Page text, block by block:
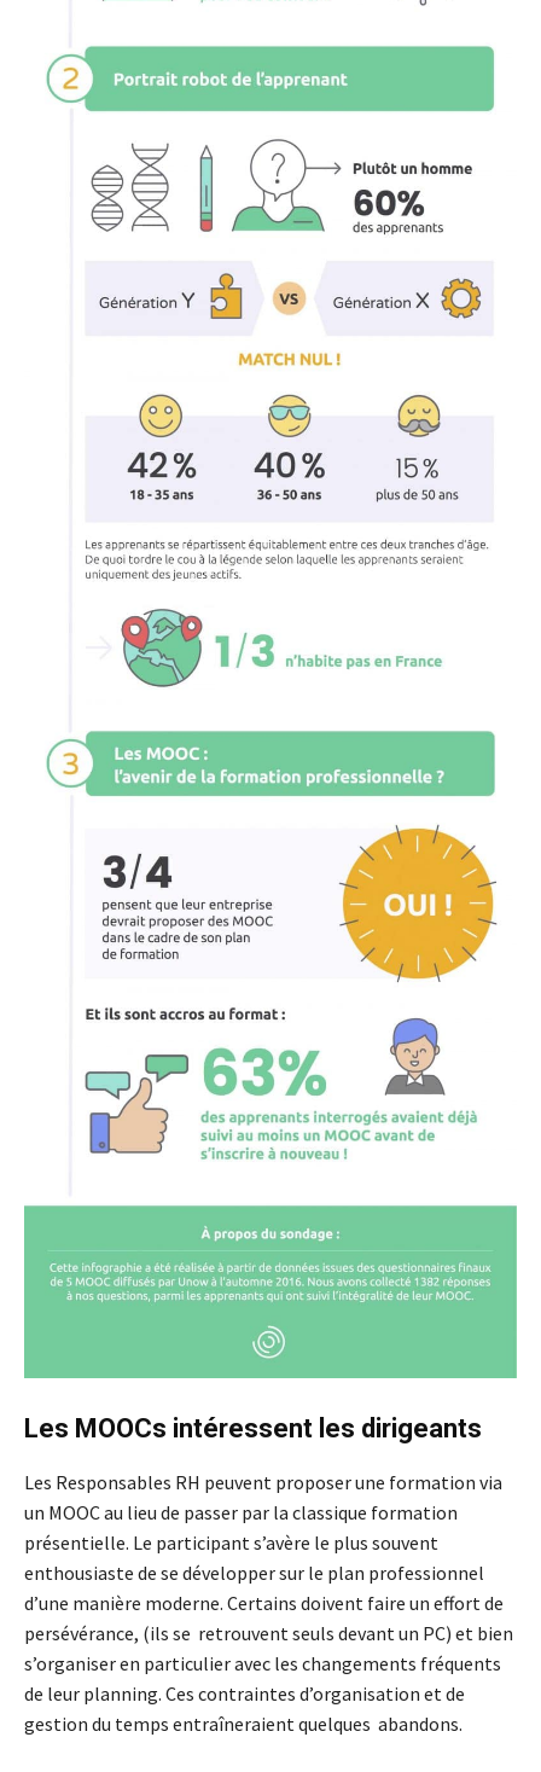
Les MOOCs intéressent les dirigeants
Les Responsables RH peuvent proposer une formation via
un MOOC au lieu de passer par la classique formation
présentielle. Le participant s’avère le plus souvent
enthousiaste de se développer sur le plan professionnel
d’une manière moderne. Certains doivent faire un effort de
persévérance, (ils se retrouvent seuls devant un PC) et bien
s’organiser en particulier avec les changements fréquents
de leur planning. Ces contraintes d’organisation et de
gestion du temps entraîneraient quelques abandons.